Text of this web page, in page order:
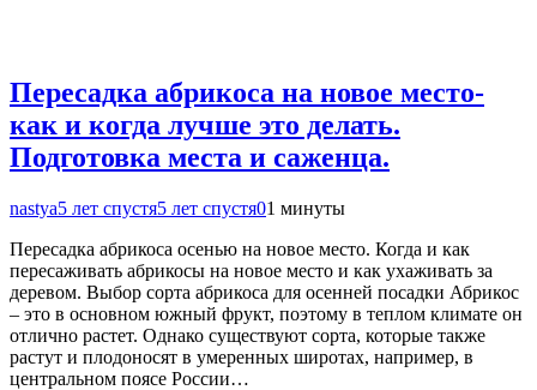
Пересадка абрикоса на новое место-
как и когда лучше это делать.
Подготовка места и саженца.
nastya5 лет спустя5 лет спустя01 минуты
Пересадка абрикоса осенью на новое место. Когда и как
пересаживать абрикосы на новое место и как ухаживать за
деревом. Выбор сорта абрикоса для осенней посадки Абрикос
– это в основном южный фрукт, поэтому в теплом климате он
отлично растет. Однако существуют сорта, которые также
растут и плодоносят в умеренных широтах, например, в
центральном поясе России…